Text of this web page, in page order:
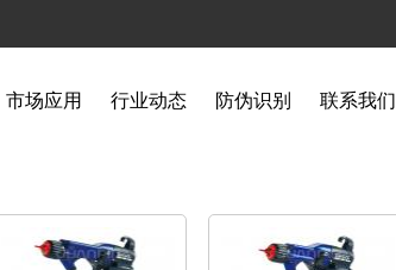
市场应用 行业动态 防伪识别 联系我们